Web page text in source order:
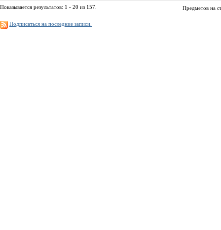
Показывается результатов: 1 - 20 из 157. Предметов на
Подписаться на последние записи.